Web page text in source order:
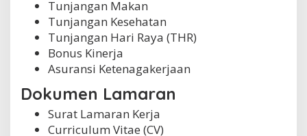
Tunjangan Makan
Tunjangan Kesehatan
Tunjangan Hari Raya (THR)
Bonus Kinerja
Asuransi Ketenagakerjaan
Dokumen Lamaran
Surat Lamaran Kerja
Curriculum Vitae (CV)